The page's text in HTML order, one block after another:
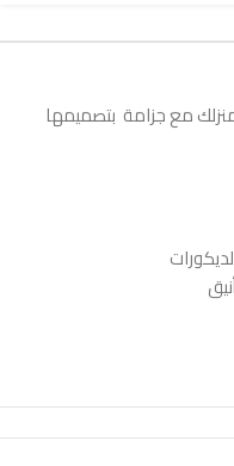
مع جزامة بتصميمها